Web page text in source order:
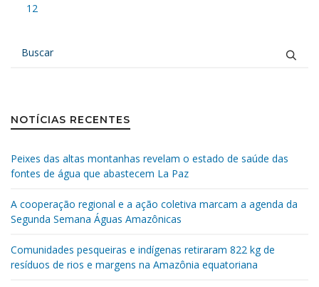
12
NOTÍCIAS RECENTES
Peixes das altas montanhas revelam o estado de saúde das
fontes de água que abastecem La Paz
A cooperação regional e a ação coletiva marcam a agenda da
Segunda Semana Águas Amazônicas
Comunidades pesqueiras e indígenas retiraram 822 kg de
resíduos de rios e margens na Amazônia equatoriana